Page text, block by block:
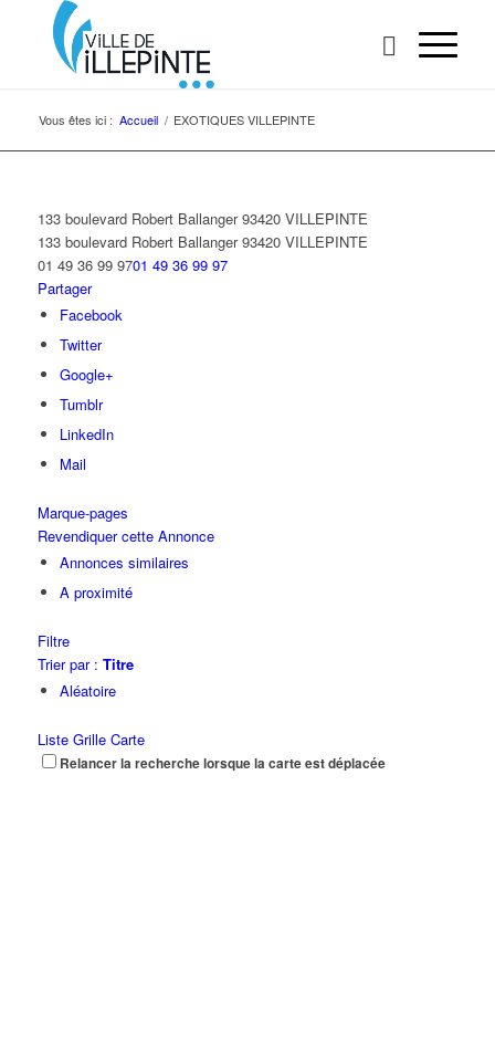
Vous êtes ici : Accueil / EXOTIQUES VILLEPINTE
133 boulevard Robert Ballanger 93420 VILLEPINTE
133 boulevard Robert Ballanger 93420 VILLEPINTE
01 49 36 99 9701 49 36 99 97
Partager
Facebook
Twitter
Google+
Tumblr
LinkedIn
Mail
Marque-pages
Revendiquer cette Annonce
Annonces similaires
A proximité
Filtre
Trier par : Titre
Aléatoire
Liste Grille Carte
Relancer la recherche lorsque la carte est déplacée